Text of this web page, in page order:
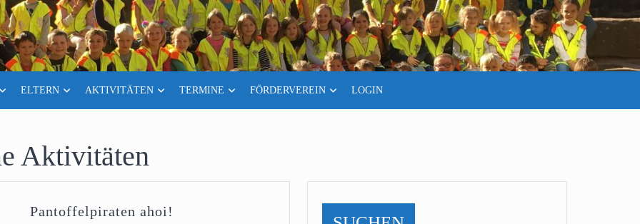
ELTERN AKTIVITÄTEN TERMINE FÖRDERVEREIN LOGIN
Aktivitäten
Pantoffelpiraten ahoi!